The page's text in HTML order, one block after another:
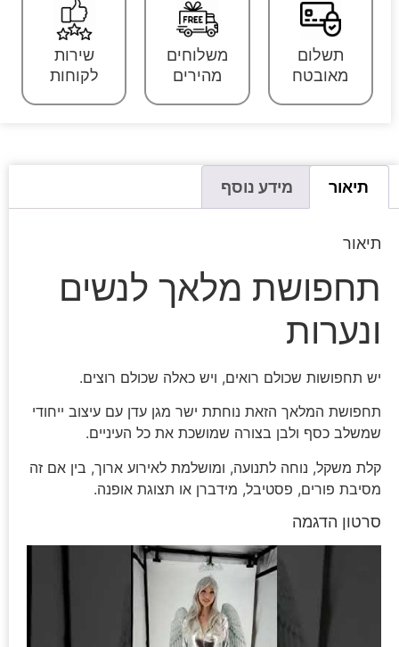
תשלום
מאובטח
משלוחים
מהירים
שירות
לקוחות
תיאור מידע נוסף
תיאור
תחפושת מלאך לנשים
ונערות
יש תחפושות שכולם רואים, ויש כאלה שכולם רוצים.
תחפושת המלאך הזאת נוחתת ישר מגן עדן עם עיצוב ייחודי
שמשלב כסף ולבן בצורה שמושכת את כל העיניים.
קלת משקל, נוחה לתנועה, ומושלמת לאירוע ארוך, בין אם זה
מסיבת פורים, פסטיבל, מידברן או תצוגת אופנה.
סרטון הדגמה